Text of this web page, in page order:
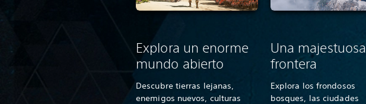
Explora un enorme
mundo abierto
Descubre tierras lejanas,
enemigos nuevos, culturas
Una majestuosa
frontera
Explora los frondosos
bosques, las ciudades